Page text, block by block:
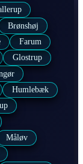
Brønshøj
Farum
Glostrup
Humlebæk
Måløv